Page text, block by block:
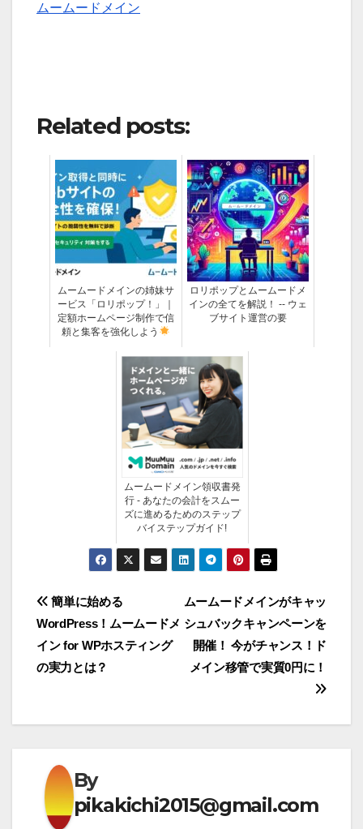
ムームードメイン
Related posts:
ムームードメインの姉妹サ
ービス「ロリポップ！」｜
定額ホームページ制作で信
頼と集客を強化しよう
ロリポップとムームードメ
インの全てを解説！ -- ウェ
ブサイト運営の要
ムームードメイン領収書発
行 - あなたの会計をスムー
ズに進めるためのステップ
バイステップガイド!
投
稿
ナ
ー
シ
ムームードメインがキャッ
シュバックキャンペーンを
開催！ 今がチャンス！ド
メイン移管で実質0円に！
簡単に始める
WordPress！ムームードメ
イン for WPホスティング
の実力とは？
By
pikakichi2015@gmail.com